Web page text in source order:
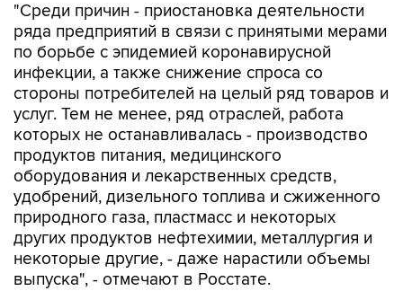
"Среди причин - приостановка деятельности
ряда предприятий в связи с принятыми мерами
по борьбе с эпидемией коронавирусной
инфекции, а также снижение спроса со
стороны потребителей на целый ряд товаров и
услуг. Тем не менее, ряд отраслей, работа
которых не останавливалась - производство
продуктов питания, медицинского
оборудования и лекарственных средств,
удобрений, дизельного топлива и сжиженного
природного газа, пластмасс и некоторых
других продуктов нефтехимии, металлургия и
некоторые другие, - даже нарастили объемы
выпуска", - отмечают в Росстате.